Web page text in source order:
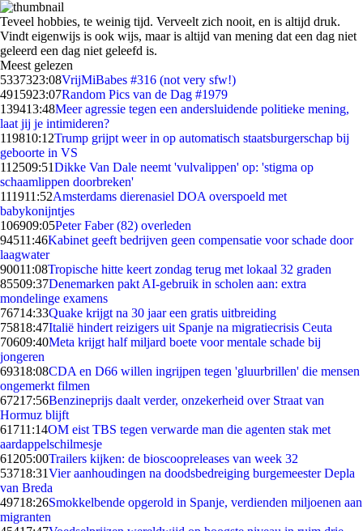
Teveel hobbies, te weinig tijd. Verveelt zich nooit, en is altijd druk.
Vindt eigenwijs is ook wijs, maar is altijd van mening dat een dag niet
geleerd een dag niet geleefd is.
Meest gelezen
5337323:08VrijMiBabes #316 (not very sfw!)
4915923:07Random Pics van de Dag #1979
139413:48Meer agressie tegen een andersluidende politieke mening,
laat jij je intimideren?
119810:12Trump grijpt weer in op automatisch staatsburgerschap bij
geboorte in VS
112509:51Dikke Van Dale neemt 'vulvalippen' op: 'stigma op
schaamlippen doorbreken'
111911:52Amsterdams dierenasiel DOA overspoeld met
babykonijntjes
106909:05Peter Faber (82) overleden
94511:46Kabinet geeft bedrijven geen compensatie voor schade door
laagwater
90011:08Tropische hitte keert zondag terug met lokaal 32 graden
85509:37Denemarken pakt AI-gebruik in scholen aan: extra
mondelinge examens
76714:33Quake krijgt na 30 jaar een gratis uitbreiding
75818:47Italië hindert reizigers uit Spanje na migratiecrisis Ceuta
70609:40Meta krijgt half miljard boete voor mentale schade bij
jongeren
69318:08CDA en D66 willen ingrijpen tegen 'gluurbrillen' die mensen
ongemerkt filmen
67217:56Benzineprijs daalt verder, onzekerheid over Straat van
Hormuz blijft
61711:14OM eist TBS tegen verwarde man die agenten stak met
aardappelschilmesje
61205:00Trailers kijken: de bioscoopreleases van week 32
53718:31Vier aanhoudingen na doodsbedreiging burgemeester Depla
van Breda
49718:26Smokkelbende opgerold in Spanje, verdienden miljoenen aan
migranten